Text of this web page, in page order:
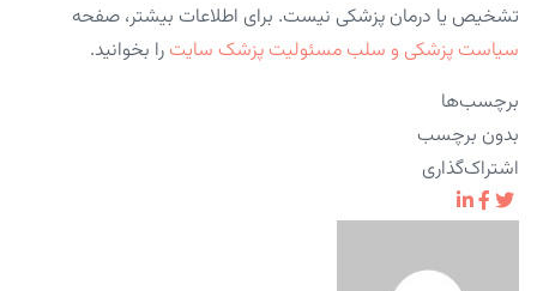
تشخیص یا درمان پزشکی نیست. برای اطلاعات بیشتر، صفحه
سیاست پزشکی و سلب مسئولیت پزشک سایت را بخوانید.
برچسب‌ها
بدون برچسب
اشتراک‌گذاری